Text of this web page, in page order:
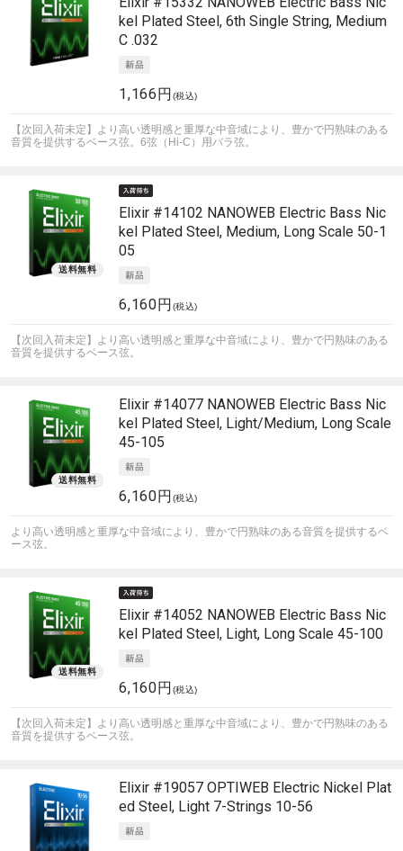
kel Plated Steel, 6th Single String, Medium
C .032
1,166円 (税込)
【次回入荷未定】より高い透明感と重厚な中音域により、豊かで円熟味のある
音質を提供するベース弦。6弦（Hi-C）用バラ弦。
Elixir #14102 NANOWEB Electric Bass Nic
kel Plated Steel, Medium, Long Scale 50-1
05
6,160円 (税込)
【次回入荷未定】より高い透明感と重厚な中音域により、豊かで円熟味のある
音質を提供するベース弦。
Elixir #14077 NANOWEB Electric Bass Nic
kel Plated Steel, Light/Medium, Long Scale
45-105
6,160円 (税込)
より高い透明感と重厚な中音域により、豊かで円熟味のある音質を提供するベ
ース弦。
Elixir #14052 NANOWEB Electric Bass Nic
kel Plated Steel, Light, Long Scale 45-100
6,160円 (税込)
【次回入荷未定】より高い透明感と重厚な中音域により、豊かで円熟味のある
音質を提供するベース弦。
Elixir #19057 OPTIWEB Electric Nickel Plat
ed Steel, Light 7-Strings 10-56